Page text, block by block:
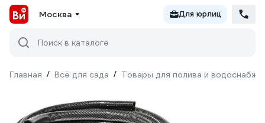
Москва Для юрлиц
Поиск в каталоге
Главная / Всё для сада / Товары для полива и